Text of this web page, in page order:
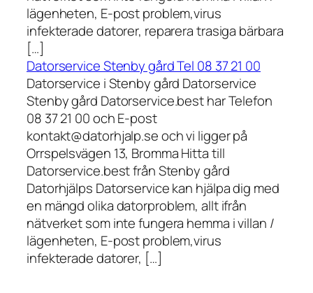
lägenheten, E-post problem,virus
infekterade datorer, reparera trasiga bärbara
[…]
Datorservice Stenby gård Tel 08 37 21 00
Datorservice i Stenby gård Datorservice
Stenby gård Datorservice.best har Telefon
08 37 21 00 och E-post
kontakt@datorhjalp.se och vi ligger på
Orrspelsvägen 13, Bromma Hitta till
Datorservice.best från Stenby gård
Datorhjälps Datorservice kan hjälpa dig med
en mängd olika datorproblem, allt ifrån
nätverket som inte fungera hemma i villan /
lägenheten, E-post problem,virus
infekterade datorer, […]